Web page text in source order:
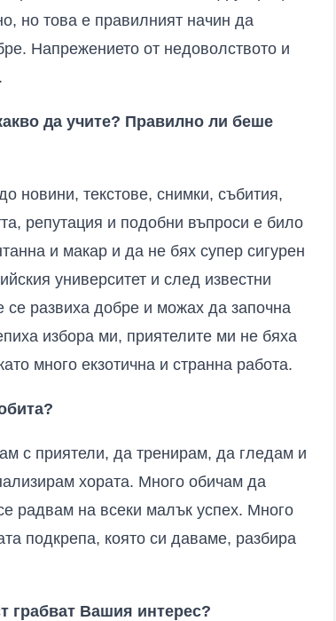
но това е правилният начин да
Напрежението от недоволството и
да учите? Правилно ли беше
новини, текстове, снимки, събития,
репутация и подобни въпроси е било
и макар и да не бях супер сигурен
университет и след известни
се развиха добре и можах да започна
избора ми, приятелите ми не бяха
много екзотична и странна работа.
с приятели, да тренирам, да гледам и
хората. Много обичам да
радвам на всеки малък успех. Много
подкрепа, която си даваме, разбира
грабват Вашия интерес?